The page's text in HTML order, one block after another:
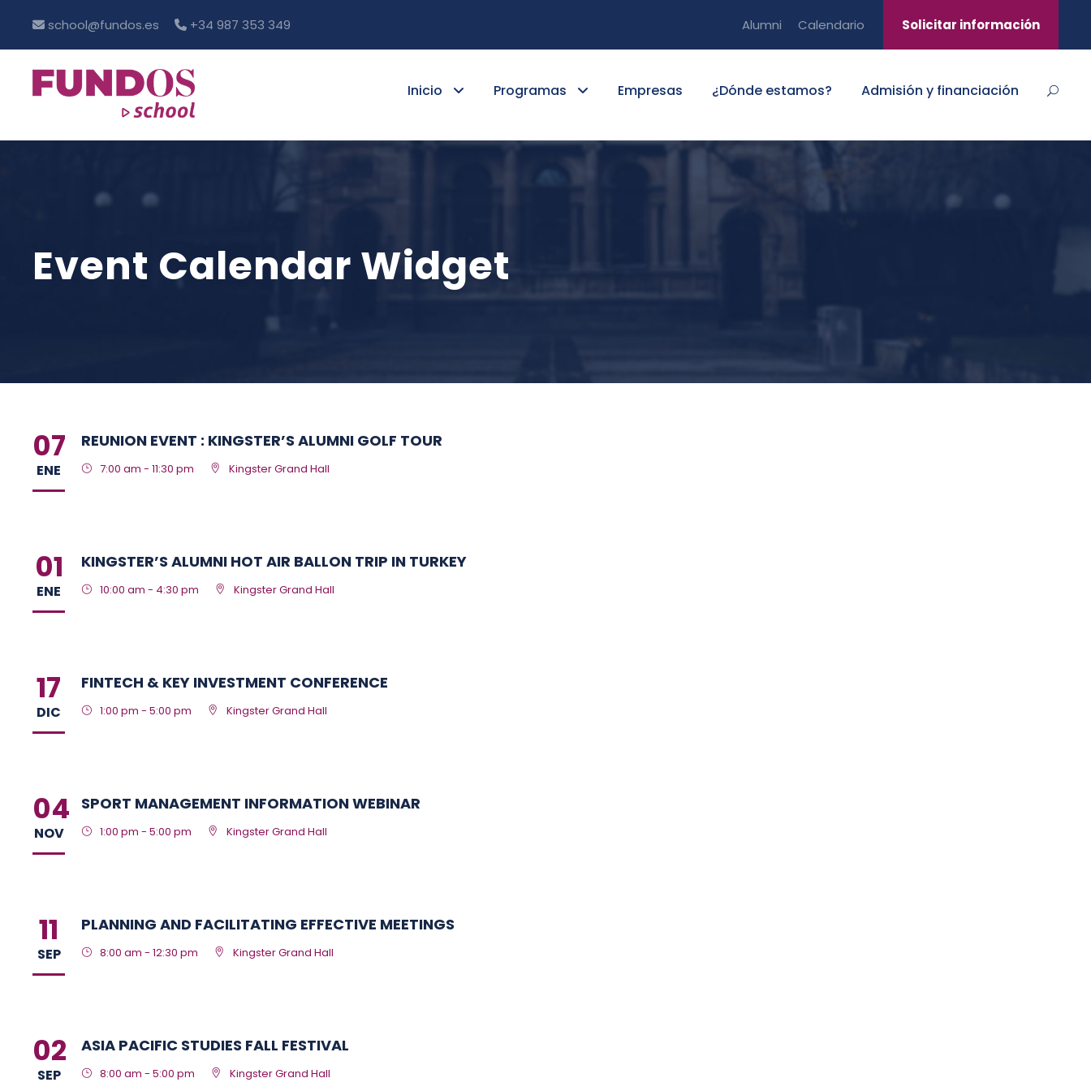
school@fundos.es +34 987 353 349 Alumni Calendario Solicitar información
Inicio Programas Empresas ¿Dónde estamos? Admisión y financiación
Event Calendar Widget
07
ENE
REUNION EVENT : KINGSTER’S ALUMNI GOLF TOUR
7:00 am - 11:30 pm Kingster Grand Hall
01
ENE
KINGSTER’S ALUMNI HOT AIR BALLON TRIP IN TURKEY
10:00 am - 4:30 pm Kingster Grand Hall
17
DIC
FINTECH & KEY INVESTMENT CONFERENCE
1:00 pm - 5:00 pm Kingster Grand Hall
04
NOV
SPORT MANAGEMENT INFORMATION WEBINAR
1:00 pm - 5:00 pm Kingster Grand Hall
11
SEP
PLANNING AND FACILITATING EFFECTIVE MEETINGS
8:00 am - 12:30 pm Kingster Grand Hall
02
SEP
ASIA PACIFIC STUDIES FALL FESTIVAL
8:00 am - 5:00 pm Kingster Grand Hall